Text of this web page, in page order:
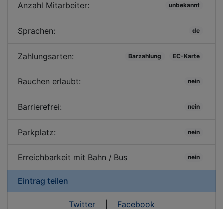
Anzahl Mitarbeiter: unbekannt
Sprachen: de
Zahlungsarten: Barzahlung EC-Karte
Rauchen erlaubt: nein
Barrierefrei: nein
Parkplatz: nein
Erreichbarkeit mit Bahn / Bus nein
Eintrag teilen
Twitter| Facebook